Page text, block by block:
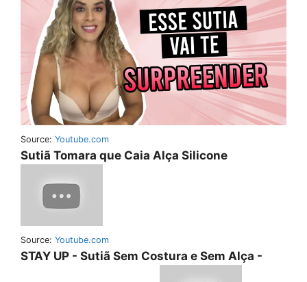
Source: Youtube.com
Sutiã Tomara que Caia Alça Silicone
Source: Youtube.com
STAY UP - Sutiã Sem Costura e Sem Alça -